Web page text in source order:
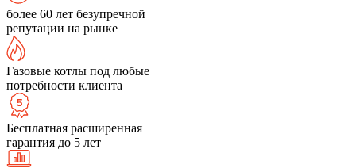
более 60 лет безупречной
репутации на рынке
Газовые котлы под любые
потребности клиента
Бесплатная расширенная
гарантия до 5 лет